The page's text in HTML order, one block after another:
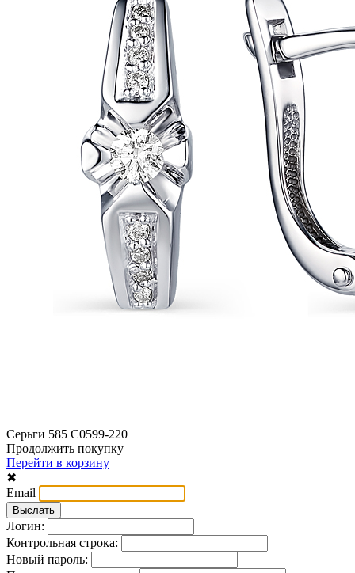
Серьги 585 С0599-220
Продолжить покупку
Перейти в корзину
✖
Email
Логин:
Контрольная строка:
Новый пароль: